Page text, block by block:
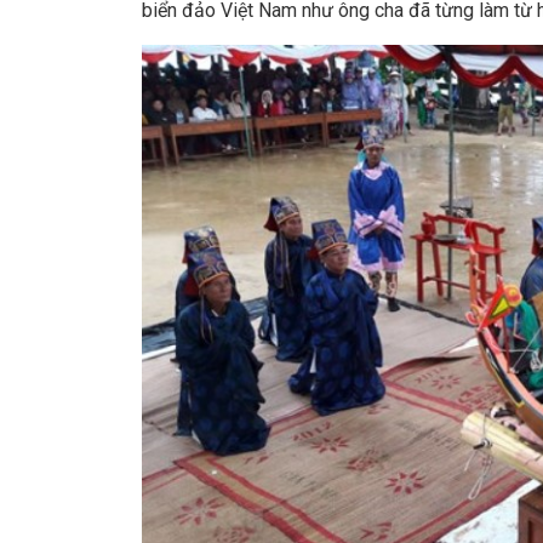
biển đảo Việt Nam như ông cha đã từng làm từ